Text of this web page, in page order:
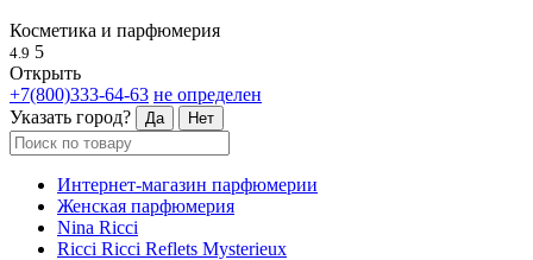
Косметика и парфюмерия
4.9 5
Открыть
+7(800)333-64-63 не определен
Указать город?
Да Нет
Интернет-магазин парфюмерии
Женская парфюмерия
Nina Ricci
Ricci Ricci Reflets Mysterieux